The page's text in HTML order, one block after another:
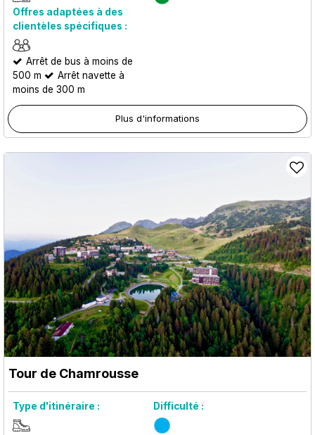
Offres adaptées à des
clientèles spécifiques :
Arrêt de bus à moins de
500 m
Arrêt navette à
moins de 300 m
Plus d'informations
Tour de Chamrousse
Type d'itinéraire : Difficulté :